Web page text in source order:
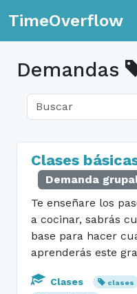
TimeOverflow
Demandas
Clases
Demanda
Te enseñare los
a cocinar, sabrás
base para hacer
aprenderás este
Clases clases